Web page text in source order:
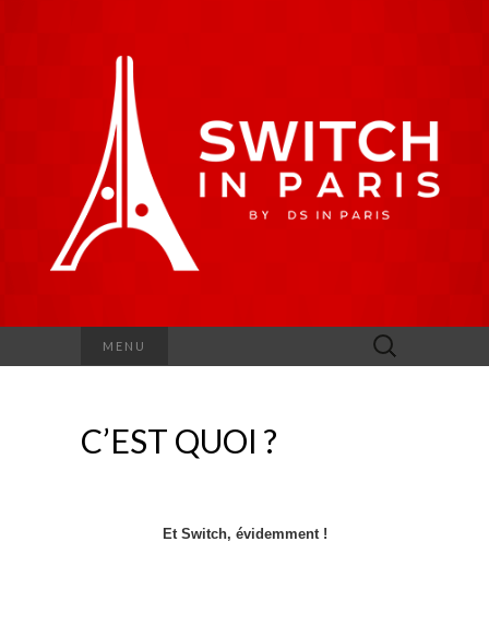
MENU Rechercher :
C’EST QUOI ?
Et Switch, évidemment !